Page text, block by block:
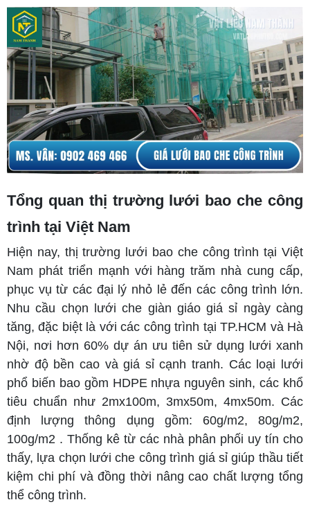
Tổng quan thị trường lưới bao che công
trình tại Việt Nam
Hiện nay, thị trường lưới bao che công trình tại Việt
Nam phát triển mạnh với hàng trăm nhà cung cấp,
phục vụ từ các đại lý nhỏ lẻ đến các công trình lớn.
Nhu cầu chọn lưới che giàn giáo giá sỉ ngày càng
tăng, đặc biệt là với các công trình tại TP.HCM và Hà
Nội, nơi hơn 60% dự án ưu tiên sử dụng lưới xanh
nhờ độ bền cao và giá sỉ cạnh tranh. Các loại lưới
phổ biến bao gồm HDPE nhựa nguyên sinh, các khổ
tiêu chuẩn như 2mx100m, 3mx50m, 4mx50m. Các
định lượng thông dụng gồm: 60g/m2, 80g/m2,
100g/m2 . Thống kê từ các nhà phân phối uy tín cho
thấy, lựa chọn lưới che công trình giá sỉ giúp thầu tiết
kiệm chi phí và đồng thời nâng cao chất lượng tổng
thể công trình.